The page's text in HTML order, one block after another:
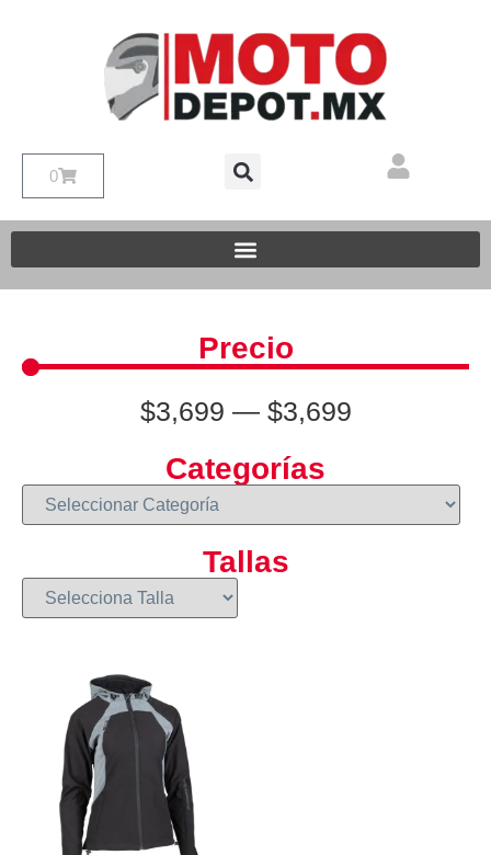
0
Precio
$3,699 — $3,699
Categorías
Tallas